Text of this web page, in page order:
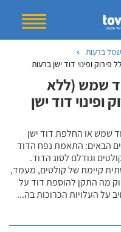
ברעות
פירוק ופינוי דוד ישן ברעות
שמש (ללא
ופינוי דוד ישן
שמש או החלפת דוד ישן
הבאים: התאמת נפח הדוד
וגודלם לסוג הדוד.
קיימת של קולטים, מעמד,
מה התקן להוספת דוד על
על העלויות הכרוכות בה...